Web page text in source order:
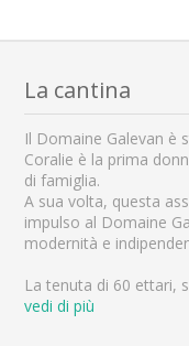
La cantina
Il Domaine Galevan è
Coralie è la prima
di famiglia.
A sua volta, questa
impulso al Domaine
modernità e
La tenuta di 60 ettari,
vedi di più